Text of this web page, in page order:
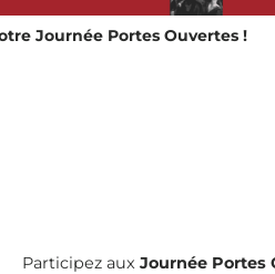
Journée Portes Ouvertes !
Participez aux Journée Portes